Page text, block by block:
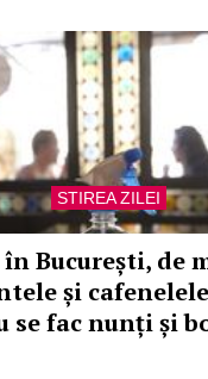
STIREA ZILEI
București, de
și
se fac nunți și